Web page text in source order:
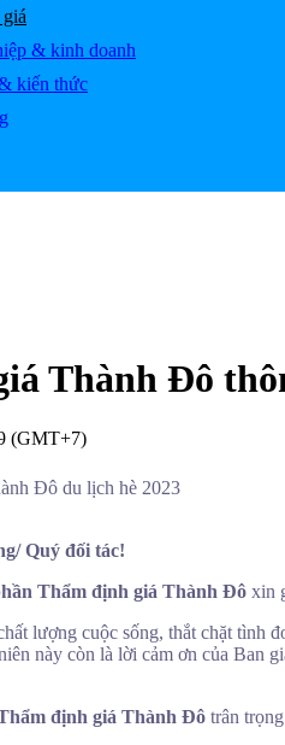
& kinh doanh
kiến thức
Thành Đô
(GMT+7)
Quý đối tác!
Thẩm định giá Thành Đô xin
lượng cuộc sống, thắt chặt tình
này còn là lời cảm ơn của Ban
định giá Thành Đô trân